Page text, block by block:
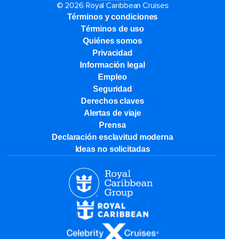
© 2026 Royal Caribbean Cruises
Términos y condiciones
Términos de uso
Quiénes somos
Privacidad
Información legal
Empleo
Seguridad
Derechos claves
Alertas de viaje
Prensa
Declaración esclavitud moderna
Ideas no solicitadas